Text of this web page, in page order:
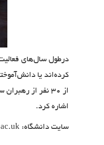
از ۳۰ نفر از
اشاره کرد.
سایت دانشگاه: